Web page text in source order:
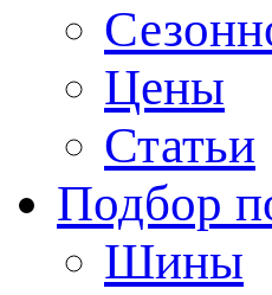
Цены
Статьи
Подбор
Шины